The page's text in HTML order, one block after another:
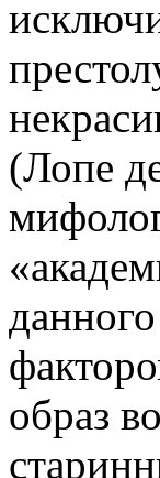
(Лопе
образ